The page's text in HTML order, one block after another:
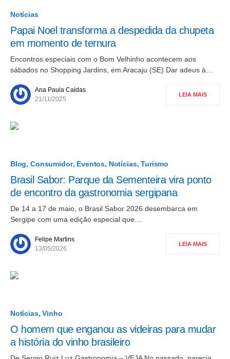
Notícias
Papai Noel transforma a despedida da chupeta
em momento de ternura
Encontros especiais com o Bom Velhinho acontecem aos
sábados no Shopping Jardins, em Aracaju (SE) Dar adeus à…
Ana Paula Caldas
21/11/2025
LEIA MAIS
Blog Consumidor Eventos Notícias Turismo
Brasil Sabor: Parque da Sementeira vira ponto
de encontro da gastronomia sergipana
De 14 a 17 de maio, o Brasil Sabor 2026 desembarca em
Sergipe com uma edição especial que…
Felipe Martins
13/05/2026
LEIA MAIS
Notícias Vinho
O homem que enganou as videiras para mudar
a história do vinho brasileiro